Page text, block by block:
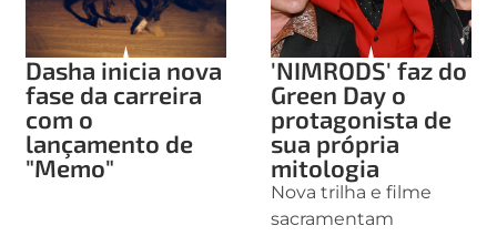
Dasha inicia nova
fase da carreira
com o
lançamento de
"Memo"
'NIMRODS' faz do
Green Day o
protagonista de
sua própria
mitologia
Nova trilha e filme
sacramentam